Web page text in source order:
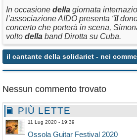
In occasione della giornata
l’associazione AIDO presenta “il
concerto che porterà in scena,
volto della band Dirotta su Cuba.
il cantante della solidariet - nei
Nessun commento trovato
PIÙ LETTE
11 Lug 2020 - 19:39
Ossola Guitar Festival 2020